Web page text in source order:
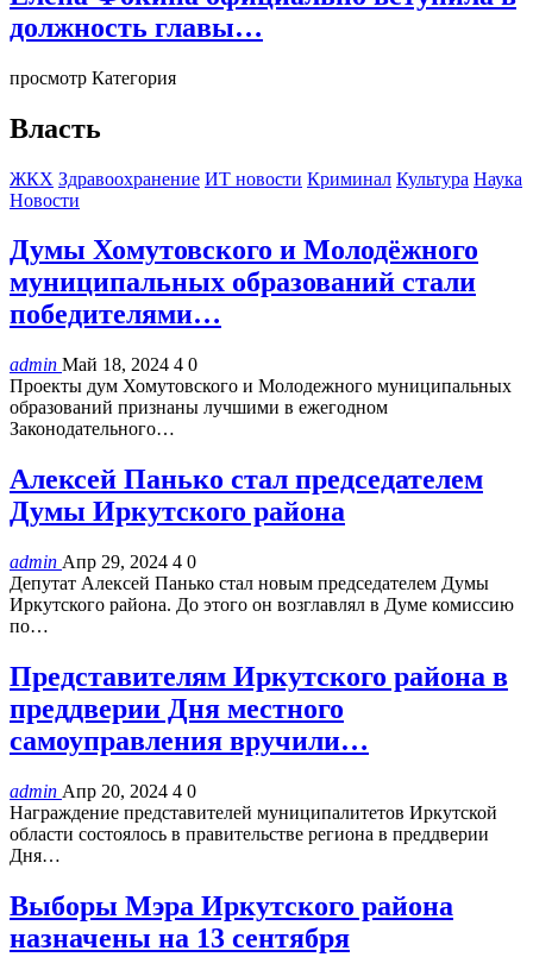
должность главы…
просмотр Категория
Власть
ЖКХ Здравоохранение ИТ новости Криминал Культура Наука
Новости
Думы Хомутовского и Молодёжного
муниципальных образований стали
победителями…
admin Май 18, 2024 4 0
Проекты дум Хомутовского и Молодежного муниципальных
образований признаны лучшими в ежегодном
Законодательного…
Алексей Панько стал председателем
Думы Иркутского района
admin Апр 29, 2024 4 0
Депутат Алексей Панько стал новым председателем Думы
Иркутского района. До этого он возглавлял в Думе комиссию
по…
Представителям Иркутского района в
преддверии Дня местного
самоуправления вручили…
admin Апр 20, 2024 4 0
Награждение представителей муниципалитетов Иркутской
области состоялось в правительстве региона в преддверии
Дня…
Выборы Мэра Иркутского района
назначены на 13 сентября